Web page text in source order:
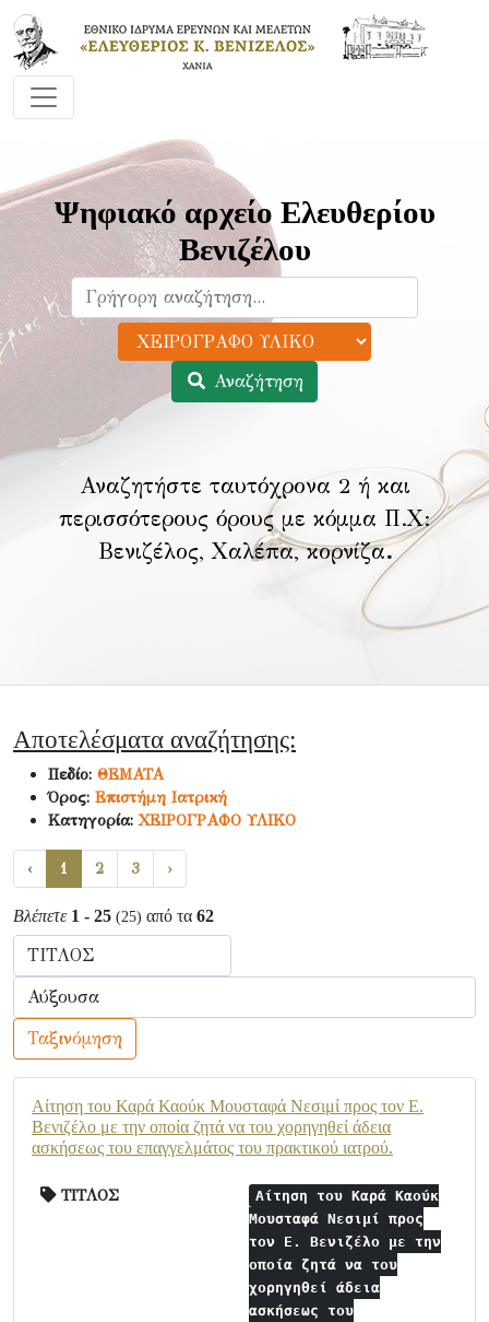
Ψηφιακό αρχείο Ελευθερίου
Βενιζέλου
Αναζήτηση
Αναζητήστε ταυτόχρονα 2 ή και
περισσότερους όρους με κόμμα Π.Χ:
Βενιζέλος, Χαλέπα, κορνίζα.
Αποτελέσματα αναζήτησης:
Πεδίο: ΘΕΜΑΤΑ
Όρος: Επιστήμη Ιατρική
Κατηγορία:ΧΕΙΡΟΓΡΑΦΟ ΥΛΙΚΟ
‹ 1 2 3 ›
Βλέπετε 1 - 25 (25) από τα 62
Ταξινόμηση
Αίτηση του Καρά Καούκ Μουσταφά Νεσιμί προς τον Ε.
Βενιζέλο με την οποία ζητά να του χορηγηθεί άδεια
ασκήσεως του επαγγελμάτος του πρακτικού ιατρού.
ΤΙΤΛΟΣ
Αίτηση του Καρά Καούκ
Μουσταφά Νεσιμί προς
τον Ε. Βενιζέλο με την
οποία ζητά να του
χορηγηθεί άδεια
ασκήσεως του